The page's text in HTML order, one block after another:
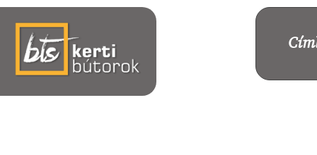
Ugrás
tartalomra